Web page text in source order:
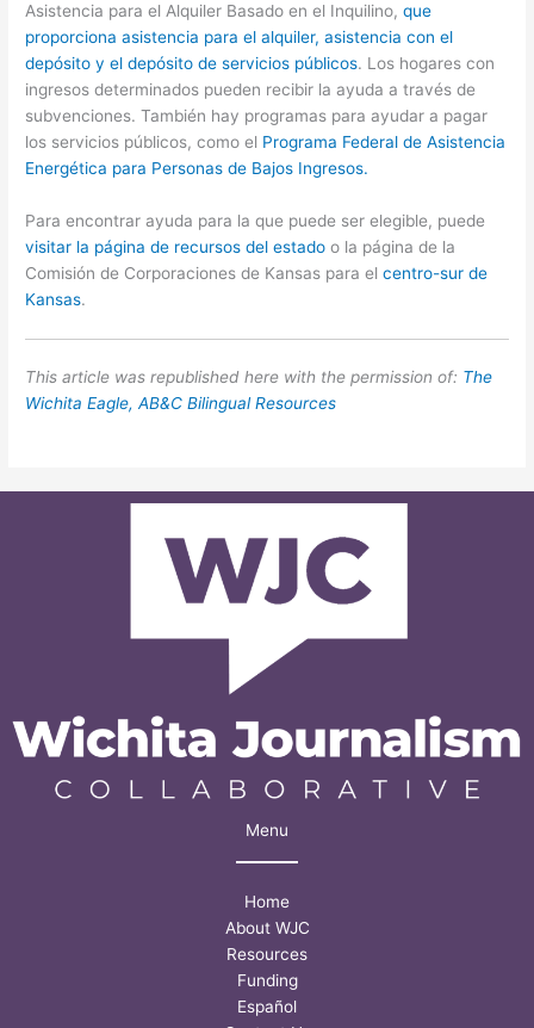
Asistencia para el Alquiler Basado en el Inquilino,que
proporciona asistencia para el alquiler, asistencia con el
depósito y el depósito de servicios públicos. Los hogares con
ingresos determinados pueden recibir la ayuda a través de
subvenciones. También hay programas para ayudar a pagar
los servicios públicos, como el Programa Federal de Asistencia
Energética para Personas de Bajos Ingresos.
Para encontrar ayuda para la que puede ser elegible, puede
visitar la página de recursos del estado o la página de la
Comisión de Corporaciones de Kansas para elcentro-sur de
Kansas.
This article was republished here with the permission of: The
Wichita Eagle, AB&C Bilingual Resources
Menu
Home
About WJC
Resources
Funding
Español